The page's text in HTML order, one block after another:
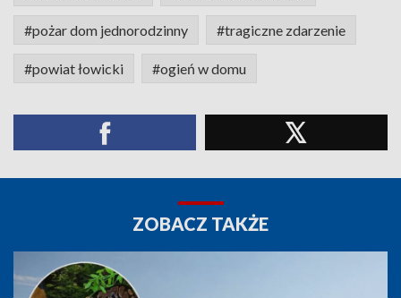
#pożar dom jednorodzinny #tragiczne zdarzenie
#powiat łowicki #ogień w domu
ZOBACZ TAKŻE